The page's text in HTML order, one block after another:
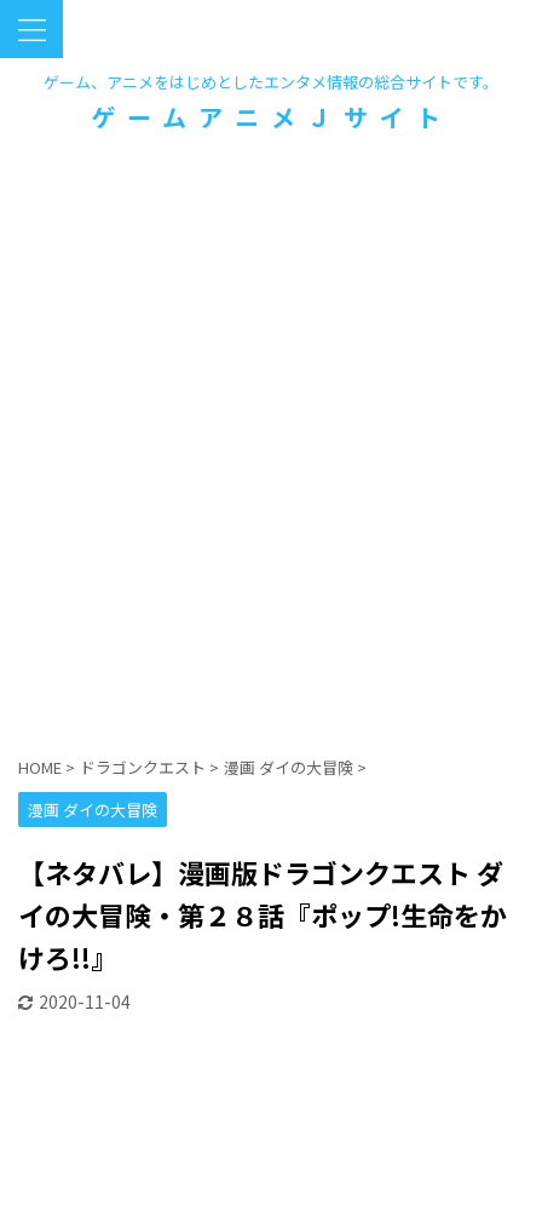
ゲーム、アニメをはじめとしたエンタメ情報の総合サイトです。
ゲームアニメＪサイト
HOME > ドラゴンクエスト > 漫画 ダイの大冒険 >
漫画 ダイの大冒険
【ネタバレ】漫画版ドラゴンクエスト ダ
イの大冒険・第２８話『ポップ!生命をか
けろ!!』
2020-11-04